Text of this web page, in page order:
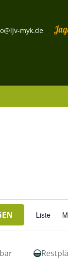
myk.de
Liste